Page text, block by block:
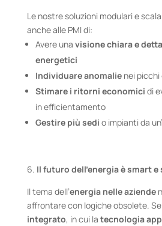
Le nostre soluzioni modulari e
anche alle PMI di:
Avere una visione chiara e
energetici
Individuare anomalienei picchi
Stimare i ritorni economici di
in efficientamento
Gestire più sedi o impianti da
6. Il futuro dell’energia è smart
Il tema dell’energia nelle aziende
affrontare con logiche obsolete.
integrato, in cui la tecnologia